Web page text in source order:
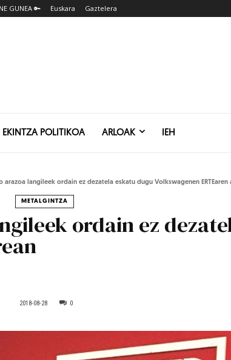
GUNEA 🔑 Euskara Gaztelera
EKINTZA POLITIKOA ARLOAK IEH
arazoa langileek ordain ez dezatela eskatu dugu Volkswagenen ERTEaren
METALGINTZA
ordain ez
2018-08-28 0